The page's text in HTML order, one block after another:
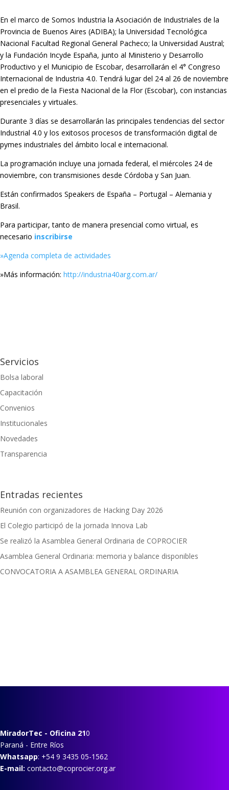
En el marco de Somos Industria la Asociación de Industriales de la
Provincia de Buenos Aires (ADIBA); la Universidad Tecnológica
Nacional Facultad Regional General Pacheco; la Universidad Austral;
y la Fundación Incyde España, junto al Ministerio y Desarrollo
Productivo y el Municipio de Escobar, desarrollarán el 4° Congreso
Internacional de Industria 4.0. Tendrá lugar del 24 al 26 de noviembre
en el predio de la Fiesta Nacional de la Flor (Escobar), con instancias
presenciales y virtuales.
Durante 3 días se desarrollarán las principales tendencias del sector
Industrial 4.0 y los exitosos procesos de transformación digital de
pymes industriales del ámbito local e internacional.
La programación incluye una jornada federal, el miércoles 24 de
noviembre, con transmisiones desde Córdoba y San Juan.
Están confirmados Speakers de España – Portugal – Alemania y
Brasil.
Para participar, tanto de manera presencial como virtual, es
necesario inscribirse
»Agenda completa de actividades
»Más información: http://industria40arg.com.ar/
Servicios
Bolsa laboral
Capacitación
Convenios
Institucionales
Novedades
Transparencia
Entradas recientes
Reunión con organizadores de Hacking Day 2026
El Colegio participó de la jornada Innova Lab
Se realizó la Asamblea General Ordinaria de COPROCIER
Asamblea General Ordinaria: memoria y balance disponibles
CONVOCATORIA A ASAMBLEA GENERAL ORDINARIA
MiradorTec - Oficina 210
Paraná - Entre Ríos
Whatsapp: +54 9 3435 05-1562
E-mail: contacto@coprocier.org.ar